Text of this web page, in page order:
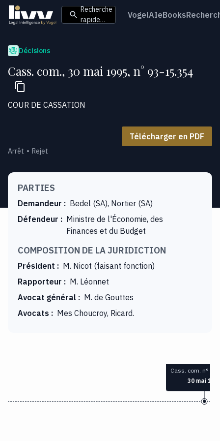
Recherche
rapide…
VogelAIeBooks
Décisions
Cass. com., 30 mai 1995, n° 93-15.354
COUR DE CASSATION
Télécharger en PDF
Arrêt Rejet
PARTIES
Demandeur : Bedel (SA), Nortier (SA)
Défendeur : Ministre de l'Économie, des
Finances et du Budget
COMPOSITION DE LA JURIDICTION
Président : M. Nicot (faisant fonction)
Rapporteur : M. Léonnet
Avocat général : M. de Gouttes
Avocats : Mes Choucroy, Ricard.
Cass. com. n°
30 mai